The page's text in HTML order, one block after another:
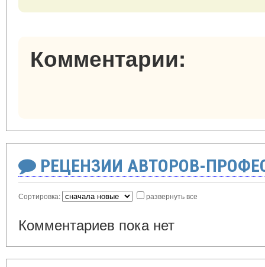
Комментарии:
РЕЦЕНЗИИ АВТОРОВ-
Сортировка: развернуть все
Комментариев пока нет